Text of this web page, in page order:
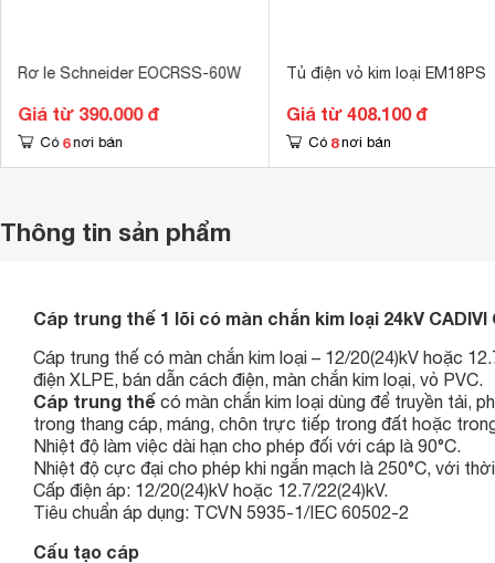
Rơ le Schneider EOCRSS-60W
Giá từ 390.000 đ
Có 6 nơi bán
Tủ điện vỏ kim loại EM18PS
Giá từ 408.100 đ
Có 8 nơi bán
Thông tin sản phẩm
Cáp trung thế 1 lõi có màn chắn kim loại 24kV CADIVI
Cáp trung thế có màn chắn kim loại – 12/20(24)kV hoặc
điện XLPE, bán dẫn cách điện, màn chắn kim loại, vỏ PVC.
Cáp trung thế có màn chắn kim loại dùng để truyền tải,
trong thang cáp, máng, chôn trực tiếp trong đất hoặc
Nhiệt độ làm việc dài hạn cho phép đối với cáp là 90°C.
Nhiệt độ cực đại cho phép khi ngắn mạch là 250°C, với
Cấp điện áp: 12/20(24)kV hoặc 12.7/22(24)kV.
Tiêu chuẩn áp dụng: TCVN 5935-1/IEC 60502-2
Cấu tạo cáp